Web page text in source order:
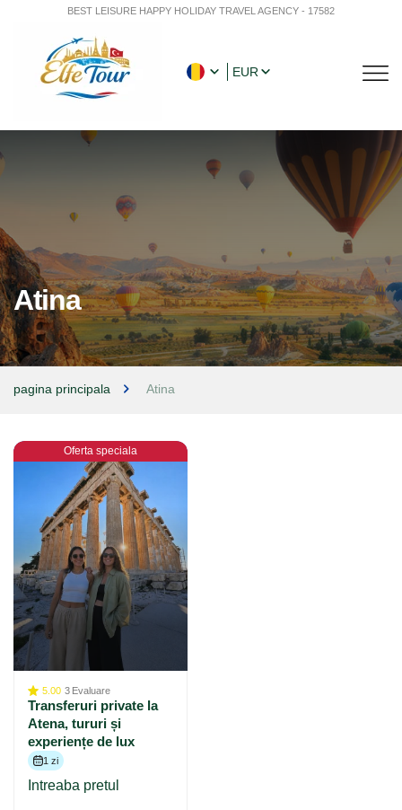
BEST LEISURE HAPPY HOLIDAY TRAVEL AGENCY - 17582
EUR
Atina
pagina principala Atina
Oferta speciala
5.00 3 Evaluare
Transferuri private la
Atena, tururi și
experiențe de lux
1 zi
Intreaba pretul